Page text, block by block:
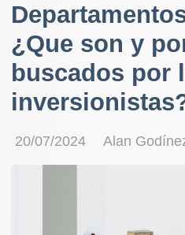
¿Que son y
buscados por
20/07/2024 Alan